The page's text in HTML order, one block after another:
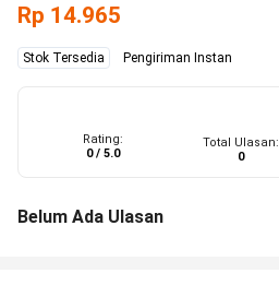
Rp 14.965
Stok Tersedia Pengiriman Instan
Rating:
0 / 5.0
Total Ulasan:
0
Belum Ada Ulasan